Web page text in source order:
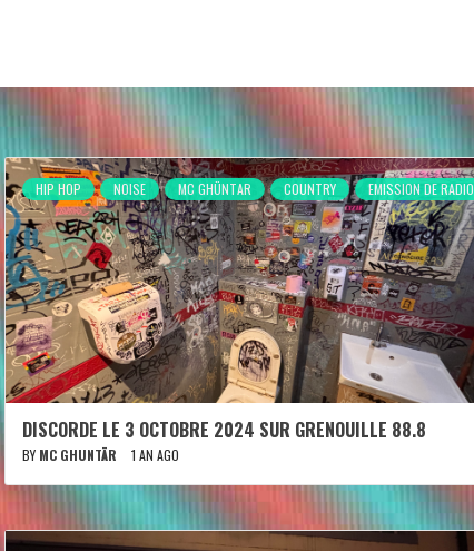
HIP HOP NOISE MC GHÜNTAR COUNTRY EMISSION DE RADIO
DISCORDE LE 3 OCTOBRE 2024 SUR GRENOUILLE 88.8
BY MC GHUNTÄR 1 AN AGO